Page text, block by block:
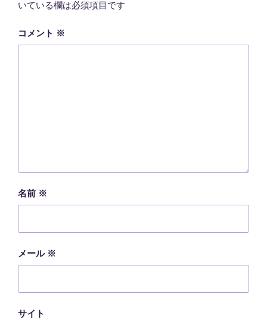
いている欄は必須項目です
コメント ※
名前 ※
メール ※
サイト